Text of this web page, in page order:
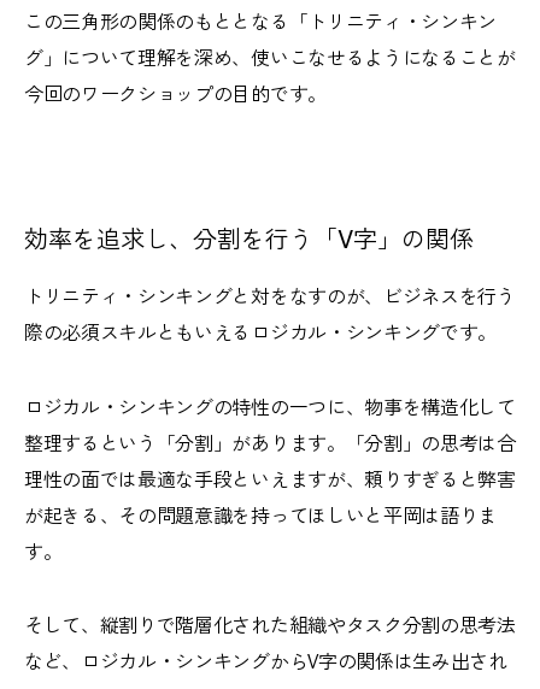
この三角形の関係のもととなる「トリニティ・シンキン
グ」について理解を深め、使いこなせるようになることが
今回のワークショップの目的です。
効率を追求し、分割を行う「V字」の関係
トリニティ・シンキングと対をなすのが、ビジネスを行う
際の必須スキルともいえるロジカル・シンキングです。
ロジカル・シンキングの特性の一つに、物事を構造化して
整理するという「分割」があります。「分割」の思考は合
理性の面では最適な手段といえますが、頼りすぎると弊害
が起きる、その問題意識を持ってほしいと平岡は語りま
す。
そして、縦割りで階層化された組織やタスク分割の思考法
など、ロジカル・シンキングからV字の関係は生み出され